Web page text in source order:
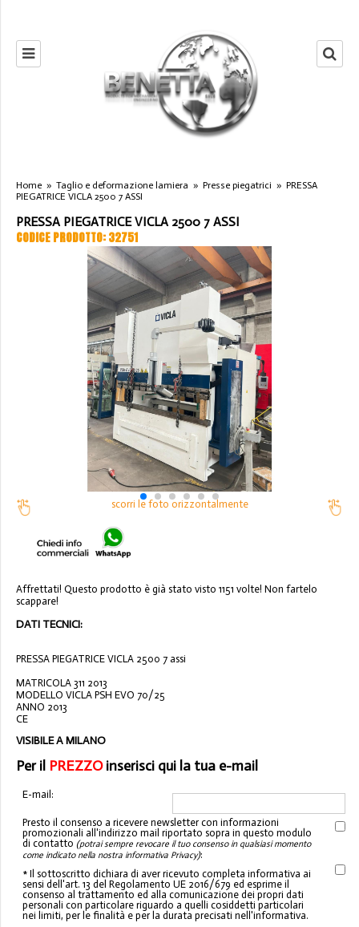
Home » Taglio e deformazione lamiera » Presse piegatrici » PRESSA
PIEGATRICE VICLA 2500 7 ASSI
PRESSA PIEGATRICE VICLA 2500 7 ASSI
CODICE PRODOTTO: 32751
scorri le foto orizzontalmente
Affrettati! Questo prodotto è già stato visto 1151 volte! Non fartelo
scappare!
DATI TECNICI:
PRESSA PIEGATRICE VICLA 2500 7 assi
MATRICOLA 311 2013
MODELLO VICLA PSH EVO 70/25
ANNO 2013
CE
VISIBILE A MILANO
Per il PREZZOinserisci qui la tua e-mail
E-mail:
Presto il consenso a ricevere newsletter con informazioni
promozionali all'indirizzo mail riportato sopra in questo modulo
di contatto (potrai sempre revocare il tuo consenso in qualsiasi momento
come indicato nella nostra informativa Privacy):
* Il sottoscritto dichiara di aver ricevuto completa informativa ai
sensi dell'art. 13 del Regolamento UE 2016/679 ed esprime il
consenso al trattamento ed alla comunicazione dei propri dati
personali con particolare riguardo a quelli cosiddetti particolari
nei limiti, per le finalità e per la durata precisati nell'informativa.